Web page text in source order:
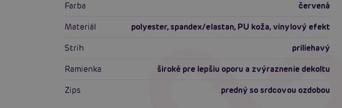
Farba
červená
Materiál
polyester, spandex/elastan, PU koža, vinylový efekt
Strih
priliehavý
Ramienka
široké pre lepšiu oporu a zvýraznenie dekoltu
Zips
predný so srdcovou ozdobou